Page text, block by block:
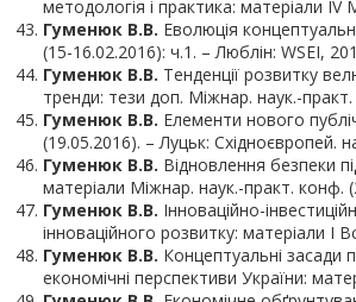
методологія і практика: матеріали
Гуменюк В.В. Еволюція
(15-16.02.2016): ч.1. – Люблін: WSEI,
Гуменюк В.В. Тенденції розвитку
тренди: тези доп. Міжнар. наук.-
Гуменюк В.В. Елементи нового
(19.05.2016). – Луцьк: Східноєвропей.
Гуменюк В.В. Відновлення безпеки
матеріали Міжнар. наук.-практ. конф.
Гуменюк В.В. Інноваційно-
інноваційного розвитку: матеріали І
Гуменюк В.В. Концептуальні засади
економічні перспективи України: